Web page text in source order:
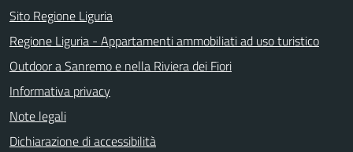
Sito Regione Liguria
Regione Liguria - Appartamenti ammobiliati ad uso turistico
Outdoor a Sanremo e nella Riviera dei Fiori
Informativa privacy
Note legali
Dichiarazione di accessibilità